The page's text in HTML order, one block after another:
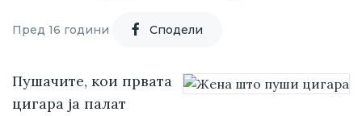
Пред 16 години Cподели
Пушачите, кои првата
цигара ја палат